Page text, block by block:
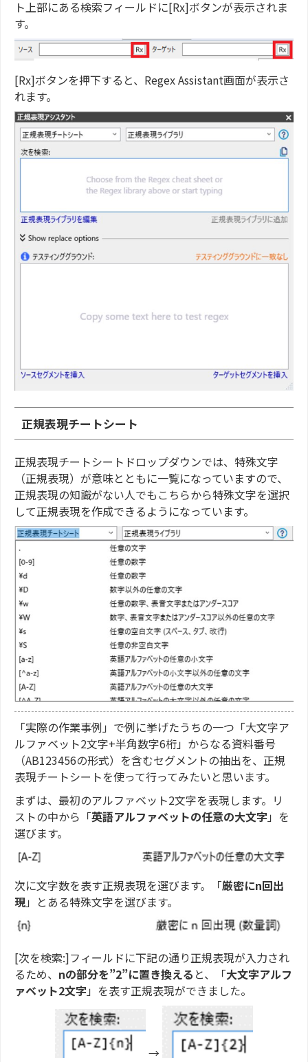
ト上部にある検索フィールドに[Rx]ボタンが表示されま
す。
[Rx]ボタンを押下すると、Regex Assistant画面が表示さ
れます。
正規表現チートシート
正規表現チートシートドロップダウンでは、特殊文字
（正規表現）が意味とともに一覧になっていますので、
正規表現の知識がない人でもこちらから特殊文字を選択
して正規表現を作成できるようになっています。
「実際の作業事例」で例に挙げたうちの一つ「大文字ア
ルファベット2文字+半角数字6桁」からなる資料番号
（AB123456の形式）を含むセグメントの抽出を、正規
表現チートシートを使って行ってみたいと思います。
まずは、最初のアルファベット2文字を表現します。リ
ストの中から「英語アルファベットの任意の大文字 」を
選びます。
次に文字数を表す正規表現を選びます。「厳密にn回出
現」とある特殊文字を選びます。
[次を検索:]フィールドに下記の通り正規表現が入力され
るため、 nの部分を”2”に置き換える と、「大文字アルフ
ァベット2文字 」を表す正規表現ができました。
→